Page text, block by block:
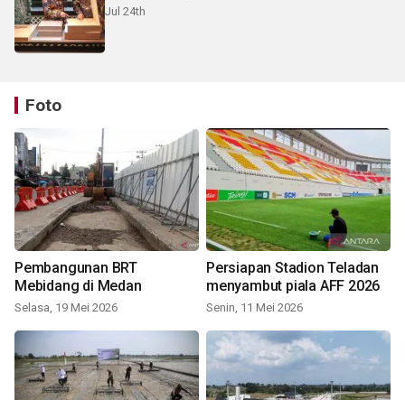
Jul 24th
Foto
Pembangunan BRT
Mebidang di Medan
Selasa, 19 Mei 2026
Persiapan Stadion Teladan
menyambut piala AFF 2026
Senin, 11 Mei 2026